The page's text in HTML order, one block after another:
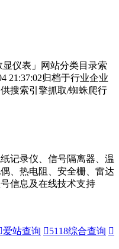
显仪表」网站分类目录索
21:37:02归档于行业企业
搜索引擎抓取/蜘蛛爬行
记录仪、信号隔离器、温
、热电阻、安全栅、雷达
信息及在线技术支持
爱站查询 5118综合查询 